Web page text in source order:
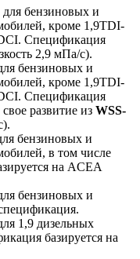
бензиновых и
кроме 1,9TDI-
Спецификация
2,9 мПа/с).
бензиновых и
кроме 1,9TDI-
Спецификация
развитие из WSS-
бензиновых и
в том числе
на ACEA
бензиновых и
1,9 дизельных
базируется на